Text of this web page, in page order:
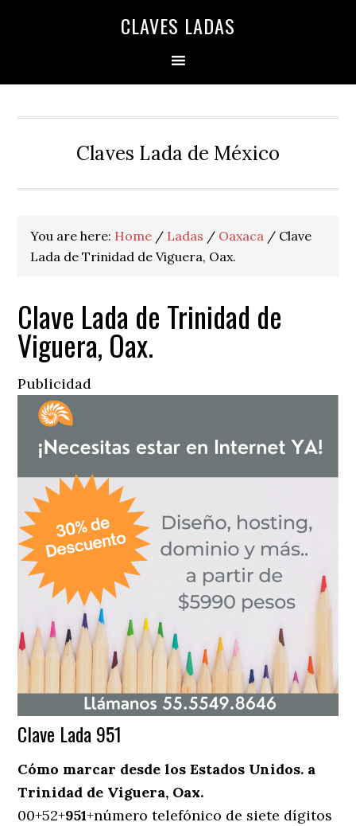
CLAVES LADAS
Claves Lada de México
You are here: Home / Ladas / Oaxaca / Clave
Lada de Trinidad de Viguera, Oax.
Clave Lada de Trinidad de
Viguera, Oax.
Publicidad
Clave Lada 951
Cómo marcar desde los Estados Unidos. a
Trinidad de Viguera, Oax.
00+52+951+número telefónico de siete dígitos